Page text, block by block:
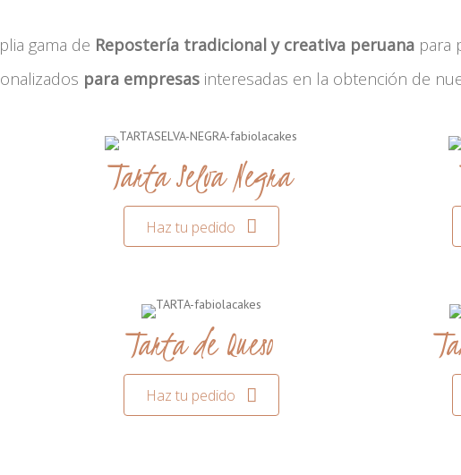
gama de Repostería tradicional y creativa peruana para
para empresas interesadas en la obtención de
Tarta Selva Negra
Haz tu pedido
Tarta de Queso
Haz tu pedido